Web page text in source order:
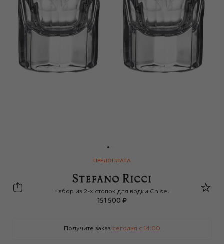
ПРЕДОПЛАТА
Stefano Ricci
Набор из 2-х стопок для водки Chisel
151 500 ₽
Получите заказ сегодня c 14:00